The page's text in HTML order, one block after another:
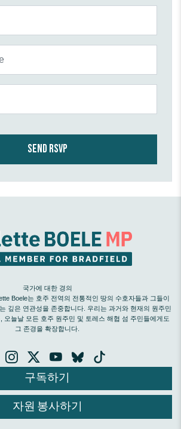
국가에 대한 경의
Boele는 호주 전역의 전통적인 땅의 수호자들과 그들이
깊은 연관성을 존중합니다. 우리는 과거와 현재의 원주민
오늘날 모든 호주 원주민 및 토레스 해협 섬 주민들에게도
그 존경을 확장합니다.
구독하기
자원 봉사하기